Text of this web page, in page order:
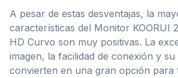
A pesar de estas desventajas, la
características del Monitor KOORUI
HD Curvo son muy positivas. La
imagen, la facilidad de conexión y su
convierten en una gran opción para